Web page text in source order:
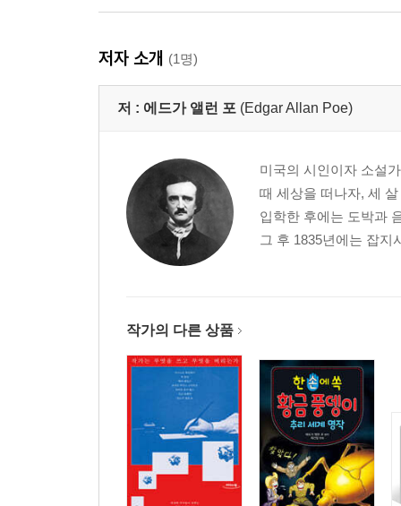
저자 소개 (1명)
저 : 에드가 앨런 포 (Edgar Allan Poe)
미국의 시인이자 소설
때 세상을 떠나자, 세
입학한 후에는 도박과
그 후 1835년에는 잡지
작가의 다른 상품